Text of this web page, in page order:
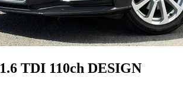
1.6 TDI 110ch DESIGN